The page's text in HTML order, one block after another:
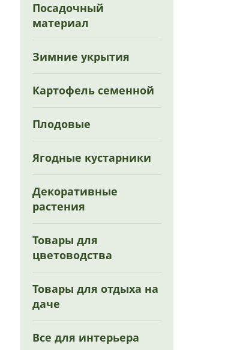
Посадочный
материал
Зимние укрытия
Картофель семенной
Плодовые
Ягодные кустарники
Декоративные
растения
Товары для
цветоводства
Товары для отдыха на
даче
Все для интерьера